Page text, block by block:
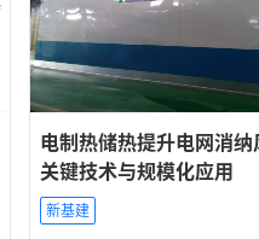
电制热储热提升电网消纳
关键技术与规模化应用
新基建